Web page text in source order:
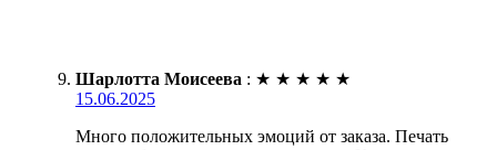
Шарлотта Моисеева : ★ ★ ★ ★ ★
15.06.2025
Много положительных эмоций от заказа. Печать